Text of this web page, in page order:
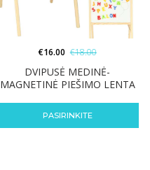
DVIPUSĖ MEDINĖ-
MAGNETINĖ PIEŠIMO LENTA
€16.00 €18.00
PASIRINKITE